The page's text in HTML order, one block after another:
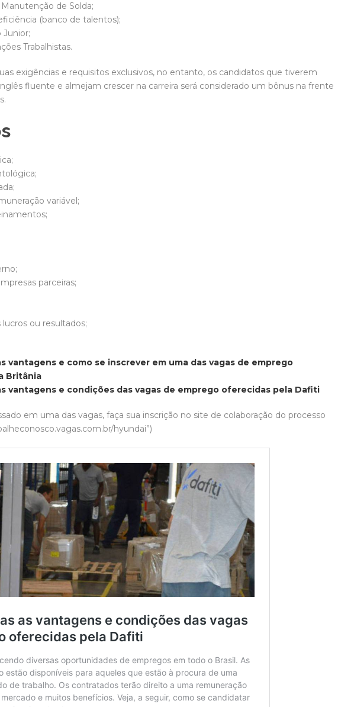
de Solda;
(banco de talentos);
Junior;
Trabalhistas.
exigências e requisitos exclusivos, no entanto, os candidatos que tiverem
fluente e almejam crescer na carreira será considerado um bônus na frente
variável;
parceiras;
ou resultados;
vantagens e como se inscrever em uma das vagas de emprego
Britânia
vantagens e condições das vagas de emprego oferecidas pela Dafiti
em uma das vagas, faça sua inscrição no site de colaboração do processo
hyundai”)